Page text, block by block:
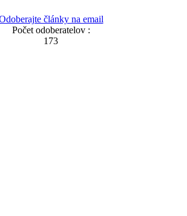
články na email
Počet odoberatelov :
173